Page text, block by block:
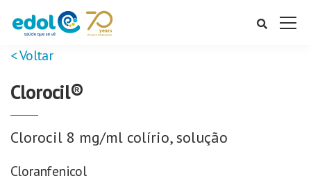
< Voltar
Clorocil®
Clorocil 8 mg/ml colírio, solução
Cloranfenicol